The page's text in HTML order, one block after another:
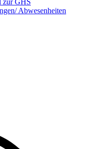
zur GHS
Abwesenheiten